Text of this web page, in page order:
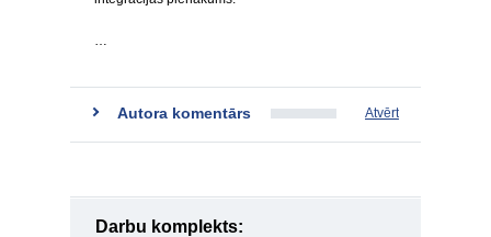
…
Autora komentārs Atvērt
Darbu komplekts: